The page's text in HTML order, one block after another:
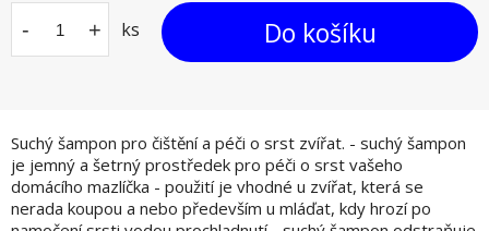
Suchý šampon pro čištění a péči o srst zvířat. - suchý šampon
je jemný a šetrný prostředek pro péči o srst vašeho
domácího mazlíčka - použití je vhodné u zvířat, která se
nerada koupou a nebo především u mláďat, kdy hrozí po
- + ks Do košíku